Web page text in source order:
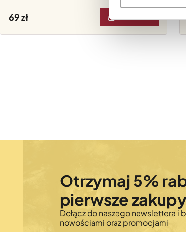
69
Otrzymaj 5%
pierwsze zakupy
Dołącz do naszego newslettera i
nowościami oraz promocjami